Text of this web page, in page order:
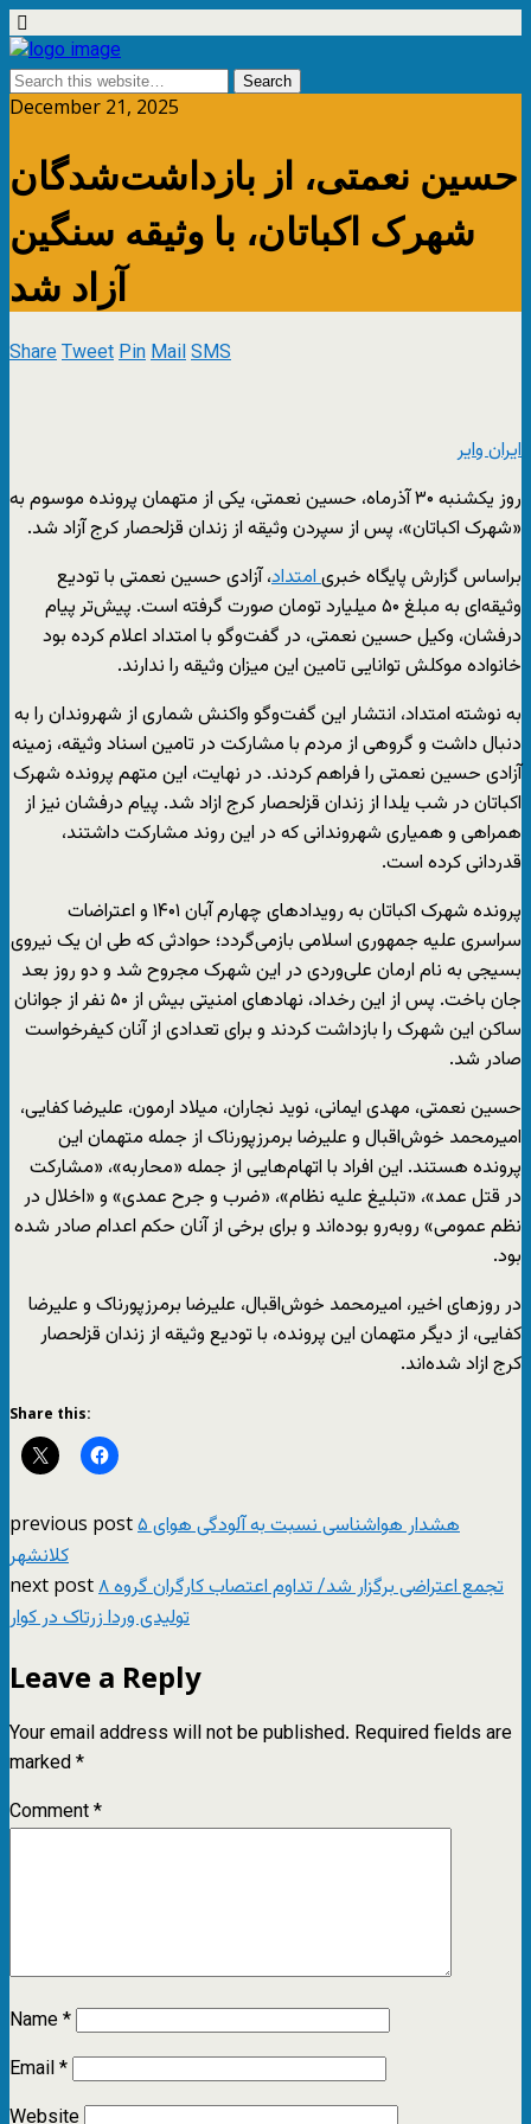
December 21, 2025
حسین نعمتی، از بازداشت‌‌‌شدگان
شهرک اکباتان، با وثیقه سنگین
آزاد شد
ShareTweetPinMailSMS
ایران وایر
روز یکشنبه ۳۰ آذرماه، حسین نعمتی، یکی از متهمان پرونده موسوم به
«شهرک اکباتان»، پس از سپردن وثیقه از زندان قزلحصار کرج آزاد شد.
براساس گزارش پایگاه خبریامتداد، آزادی حسین نعمتی با تودیع
وثیقه‌ای به مبلغ ۵۰ میلیارد تومان صورت گرفته است. پیش‌تر پیام
درفشان، وکیل حسین نعمتی، در گفت‌وگو با امتداد اعلام کرده بود
خانواده موکلش توانایی تامین این میزان وثیقه را ندارند.
به نوشته امتداد، انتشار این گفت‌وگو واکنش شماری از شهروندان را به
دنبال داشت و گروهی از مردم با مشارکت در تامین اسناد وثیقه، زمینه
آزادی حسین نعمتی را فراهم کردند. در نهایت، این متهم پرونده شهرک
اکباتان در شب یلدا از زندان قزلحصار کرج ازاد شد. پیام درفشان نیز از
همراهی و همیاری شهروندانی که در این روند مشارکت داشتند،
قدردانی کرده است.
پرونده شهرک اکباتان به رویدادهای چهارم آبان ۱۴۰۱ و اعتراضات
سراسری علیه جمهوری اسلامی بازمی‌گردد؛ حوادثی که طی ان یک نیروی
بسیجی به نام ارمان علی‌وردی در این شهرک مجروح شد و دو روز بعد
جان باخت. پس از این رخداد، نهادهای امنیتی بیش از ۵۰ نفر از جوانان
ساکن این شهرک را بازداشت کردند و برای تعدادی از آنان کیفرخواست
صادر شد.
حسین نعمتی، مهدی ایمانی، نوید نجاران، میلاد ارمون، علیرضا کفایی،
امیرمحمد خوش‌اقبال و علیرضا برمرزپورناک از جمله متهمان این
پرونده هستند. این افراد با اتهام‌هایی از جمله «محاربه»، «مشارکت
در قتل عمد»، «تبلیغ علیه نظام»، «ضرب و جرح عمدی» و «اخلال در
نظم عمومی» روبه‌رو بوده‌اند و برای برخی از آنان حکم اعدام صادر شده
بود.
در روزهای اخیر، امیرمحمد خوش‌اقبال، علیرضا برمرزپورناک و علیرضا
کفایی، از دیگر متهمان این پرونده، با تودیع وثیقه از زندان قزلحصار
کرج ازاد شده‌اند.
Share this:
previous postهشدار هواشناسی نسبت به آلودگی هوای ۵
کلانشهر
next post۸ تجمع اعتراضی برگزار شد/ تداوم اعتصاب کارگران گروه
تولیدی وردا زرتاک در کوار
Leave a Reply
Your email address will not be published. Required fields are
marked*
Comment*
Name*
Email*